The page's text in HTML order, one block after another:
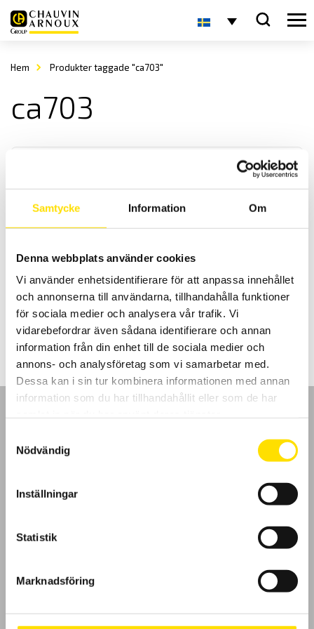
Samtycke Information Om
Denna webbplats använder cookies
Vi använder enhetsidentifierare för att anpassa innehållet
och annonserna till användarna, tillhandahålla funktioner
för sociala medier och analysera vår trafik. Vi
vidarebefordrar även sådana identifierare och annan
information från din enhet till de sociala medier och
annons- och analysföretag som vi samarbetar med.
Dessa kan i sin tur kombinera informationen med annan
information som du har tillhandahållit eller som de har
Nödvändig
Inställningar
Statistik
Marknadsföring
Hem Produkter taggade "ca703"
ca703
CA702 & CA703 Spänningsprovare 600 V AC
Enkla spänningsprovare av multifunktionstyp som får plats överallt
med säkerhetskategori VI 600 V.
630.00 kr –780.00krPrisintervall:
630.00 kr
till
780.00 kr
LÄS MER